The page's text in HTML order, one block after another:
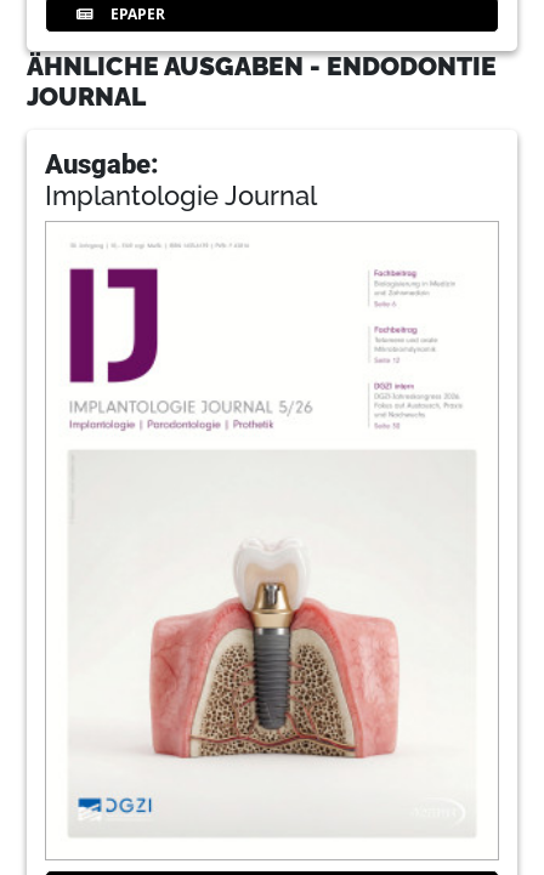
EPAPER
ÄHNLICHE AUSGABEN - ENDODONTIE
JOURNAL
Ausgabe:
Implantologie Journal